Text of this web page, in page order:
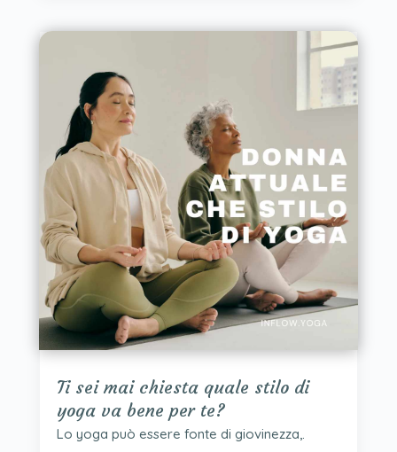
Ti sei mai chiesta quale stilo di
yoga va bene per te?
Lo yoga può essere fonte di giovinezza,.